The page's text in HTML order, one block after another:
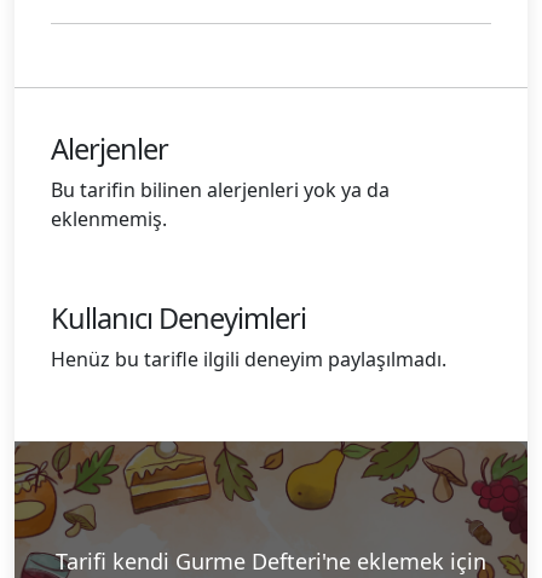
Alerjenler
Bu tarifin bilinen alerjenleri yok ya da
eklenmemiş.
Kullanıcı Deneyimleri
Henüz bu tarifle ilgili deneyim paylaşılmadı.
Tarifi kendi Gurme Defteri'ne eklemek için